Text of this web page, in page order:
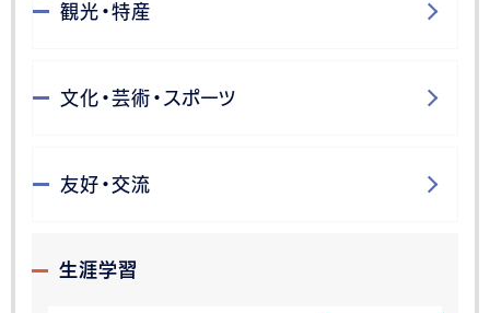
観光・特産
文化・芸術・スポーツ
友好・交流
生涯学習